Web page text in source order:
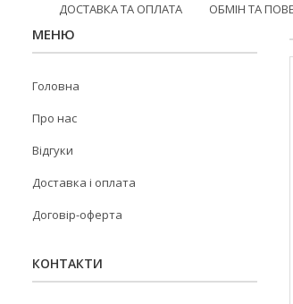
ДОСТАВКА ТА ОПЛАТА ОБМІН ТА
Головна
Про нас
Відгуки
Доставка і оплата
Договір-оферта
КОНТАКТИ